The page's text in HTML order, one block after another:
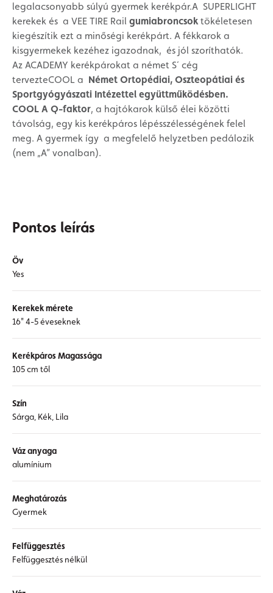
legalacsonyabb súlyú gyermek kerékpár.A SUPERLIGHT
kerekek és a VEE TIRE Rail gumiabroncsok tökéletesen
kiegészítik ezt a minőségi kerékpárt. A fékkarok a
kisgyermekek kezéhez igazodnak, és jól szoríthatók.
Az ACADEMY kerékpárokat a német S´ cég
tervezteCOOL a Német Ortopédiai, Oszteopátiai és
Sportgyógyászati Intézettel együttműködésben.
COOL A Q-faktor, a hajtókarok külső élei közötti
távolság, egy kis kerékpáros lépésszélességének felel
meg. A gyermek így a megfelelő helyzetben pedálozik
(nem „A” vonalban).
Pontos leírás
Öv
Yes
Kerekek mérete
16" 4-5 éveseknek
Kerékpáros Magassága
105 cm től
Szín
Sárga, Kék, Lila
Váz anyaga
alumínium
Meghatározás
Gyermek
Felfüggesztés
Felfüggesztés nélkül